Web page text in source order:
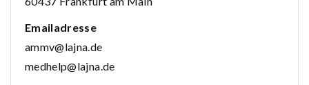
Emailadresse
ammv@lajna.de
medhelp@lajna.de